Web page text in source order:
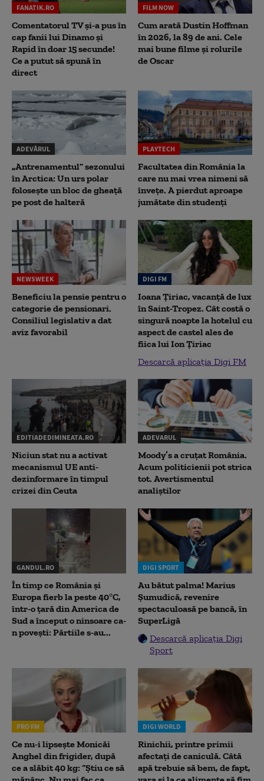
FANATIK.RO
Comentatorul TV și-a pus în
cap fanii lui Dinamo și
Rapid în doar 15 secunde!
Ce a putut să spună în
direct
FILM NOW
Cum arată Dustin Hoffman
în 2026, la 89 de ani. Cele
mai bune filme și rolurile
de Oscar
ADEVĂRUL
„Antrenamentul” sezonului
în Arctica: Un urs polar
folosește un bloc de gheață
pe post de halteră
PLAYTECH
Facultatea din România la
care nu mai vrea nimeni să
înveţe. A pierdut aproape
jumătate din studenţi
NEWSWEEK
Beneficiu la pensie pentru o
categorie de pensionari.
Consiliul legislativ a dat
aviz favorabil
DIGI FM
Ioana Țiriac, vacanță de lux
în Saint-Tropez. Cât costă o
singură noapte la hotelul cu
aspect de castel ales de
fiica lui Ion Țiriac
Descarcă aplicația Digi FM
EDITIADEDIMINEATA.RO
Niciun stat nu a activat
mecanismul UE anti-
dezinformare în timpul
crizei din Ceuta
ADEVARUL
Moody’s a cruțat România.
Acum politicienii pot strica
tot. Avertismentul
analiștilor
GANDUL.RO
În timp ce România și
Europa fierb la peste 40°C,
într-o țară din America de
Sud a început o ninsoare ca-
n povești: Pârtiile s-au...
DIGI SPORT
Au bătut palma! Marius
Șumudică, revenire
spectaculoasă pe bancă, în
SuperLigă
Descarcă aplicația Digi
Sport
PRO FM
Ce nu-i lipsește Monicăi
Anghel din frigider, după
ce a slăbit 40 kg: “Știu ce să
DIGI WORLD
Rinichii, printre primii
afectați de caniculă. Câtă
apă trebuie să bem, de fapt,